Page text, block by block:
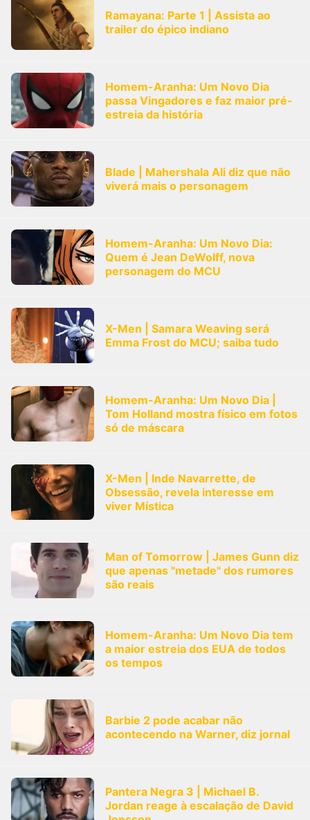
Ramayana: Parte 1 | Assista ao
trailer do épico indiano
Homem-Aranha: Um Novo Dia
passa Vingadores e faz maior pré-
estreia da história
Blade | Mahershala Ali diz que não
viverá mais o personagem
Homem-Aranha: Um Novo Dia:
Quem é Jean DeWolff, nova
personagem do MCU
X-Men | Samara Weaving será
Emma Frost do MCU; saiba tudo
Homem-Aranha: Um Novo Dia |
Tom Holland mostra físico em fotos
só de máscara
X-Men | Inde Navarrette, de
Obsessão, revela interesse em
viver Mística
Man of Tomorrow | James Gunn diz
que apenas "metade" dos rumores
são reais
Homem-Aranha: Um Novo Dia tem
a maior estreia dos EUA de todos
os tempos
Barbie 2 pode acabar não
acontecendo na Warner, diz jornal
Pantera Negra 3 | Michael B.
Jordan reage à escalação de David